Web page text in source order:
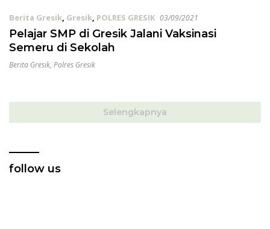
Berita Gresik, Gresik, POLRES GRESIK 03/09/2021
Pelajar SMP di Gresik Jalani Vaksinasi
Semeru di Sekolah
Berita Gresik, Polres Gresik
Selengkapnya
follow us